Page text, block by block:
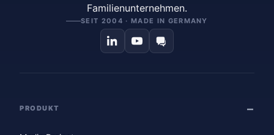
Familienunternehmen.
SEIT 2004 · MADE IN GERMANY
PRODUKT